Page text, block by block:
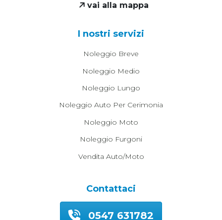
vai alla mappa
I nostri servizi
Noleggio Breve
Noleggio Medio
Noleggio Lungo
Noleggio Auto Per Cerimonia
Noleggio Moto
Noleggio Furgoni
Vendita Auto/moto
Contattaci
0547 631782